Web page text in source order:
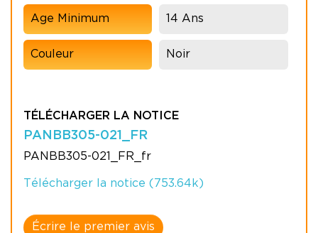
Age Minimum 14 Ans
Couleur Noir
TÉLÉCHARGER LA NOTICE
PANBB305-021_FR
PANBB305-021_FR_fr
Télécharger la notice (753.64k)
Écrire le premier avis